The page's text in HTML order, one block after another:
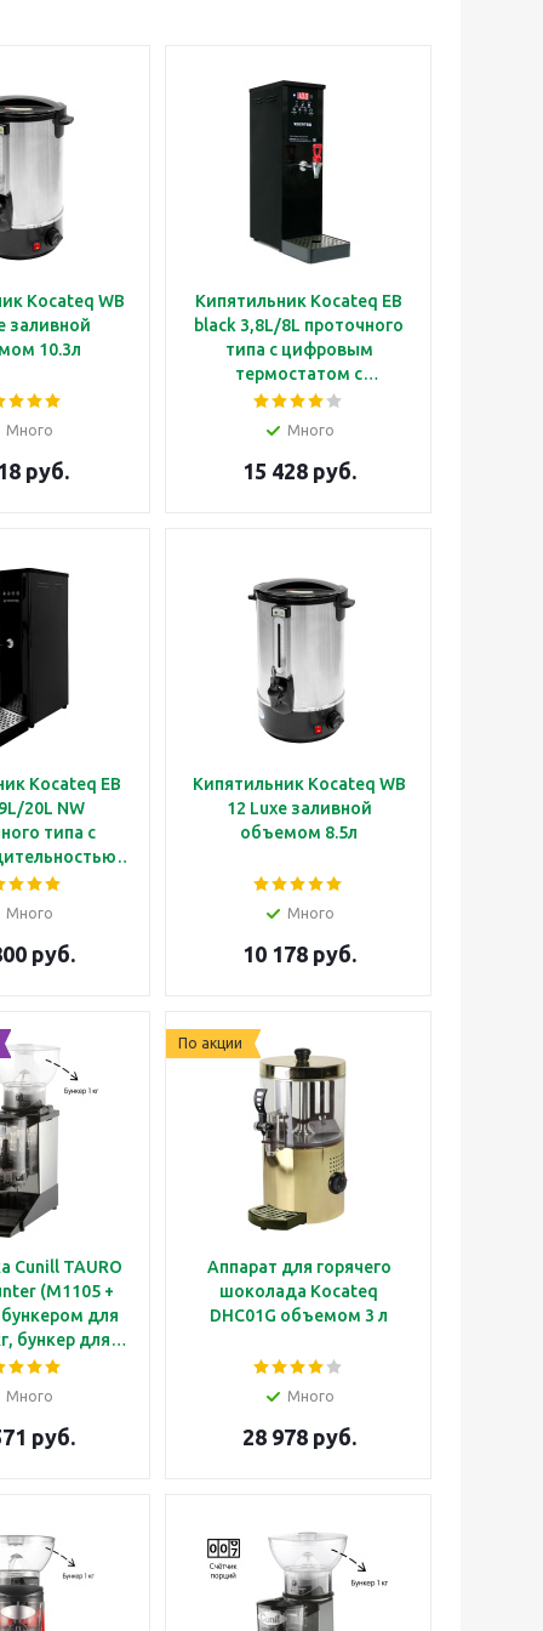
Kocateq WB
заливной
10.3л
Много
руб.
Кипятильник Kocateq EB
black 3,8L/8L проточного
типа с цифровым
термостатом с
производительностью
23л/ч
Много
15 428 руб.
Kocateq EB
20L NW
типа с
сенсорной
управления,
Много
руб.
Кипятильник Kocateq WB
12 Luxe заливной
объемом 8.5л
Много
10 178 руб.
Cunill TAURO
(M1105 +
бункер для
кофе 0.6 кг,
мм, счетчик
стали
Много
руб.
По акции
Аппарат для горячего
шоколада Kocateq
DHC01G объемом 3 л
Много
28 978 руб.